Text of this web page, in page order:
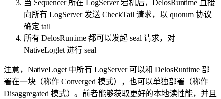
当 Sequencer 所在 LogServer 宕机后，DelosRuntime 直接
向所有 LogServer 发送 CheckTail 请求，以 quorum 协议
确定 tail
所有 DelosRuntime 都可以发起 seal 请求，对
NativeLoglet 进行 seal
注意，NativeLoget 中所有 LogServer 可以和 DelosRuntime 部
署在一块（称作 Converged 模式），也可以单独部署（称作
Disaggregated 模式）。前者能够获取更好的本地读性能，并且